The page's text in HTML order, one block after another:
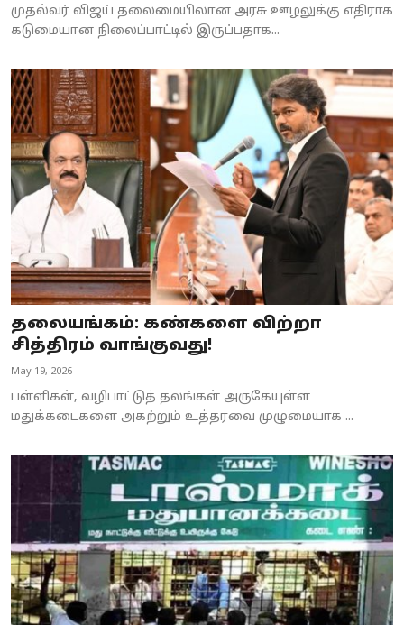
முதல்வர் விஜய் தலைமையிலான அரசு ஊழலுக்கு எதிராக
கடுமையான நிலைப்பாட்டில் இருப்பதாக...
தலையங்கம்: கண்களை விற்றா
சித்திரம் வாங்குவது!
May 19, 2026
பள்ளிகள், வழிபாட்டுத் தலங்கள் அருகேயுள்ள
மதுக்கடைகளை அகற்றும் உத்தரவை முழுமையாக ...